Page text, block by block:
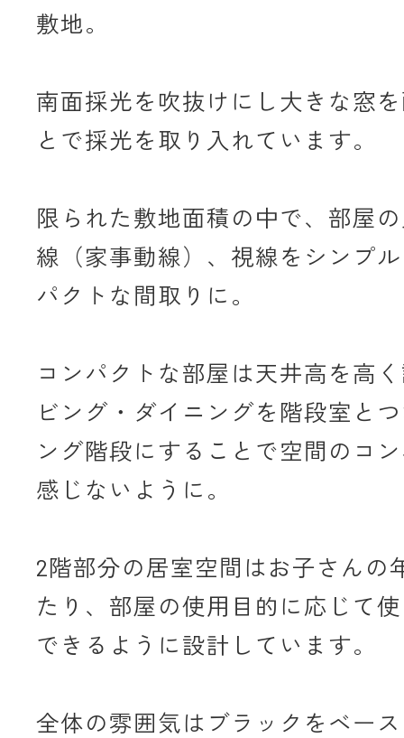
敷地。
南面採光を吹抜けにし大きな窓
とで採光を取り入れています。
限られた敷地面積の中で、部屋
線（家事動線）、視線をシンプ
パクトな間取りに。
コンパクトな部屋は天井高を高
ビング・ダイニングを階段室と
ング階段にすることで空間のコ
感じないように。
2階部分の居室空間はお子さんの
たり、部屋の使用目的に応じて
できるように設計しています。
全体の雰囲気はブラックをベー